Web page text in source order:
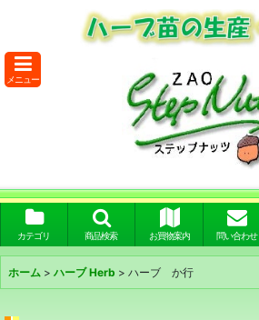
メニュー
カテゴリ 商品検索 お買物案内 問い合わせ
ホーム > ハーブ Herb > ハーブ か行